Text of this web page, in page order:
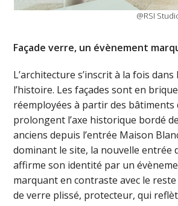
@RSI
Façade verre, un évènement
L’architecture s’inscrit à la fois
l’histoire. Les façades sont en
réemployées à partir des bâtiments
prolongent l’axe historique bordé
anciens depuis l’entrée Maison
dominant le site, la nouvelle entrée
affirme son identité par un
marquant en contraste avec le
de verre plissé, protecteur, qui